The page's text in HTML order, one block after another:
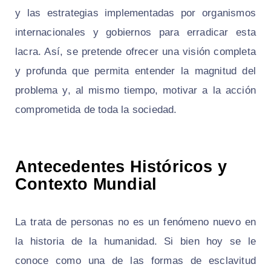
y las estrategias implementadas por organismos
internacionales y gobiernos para erradicar esta
lacra. Así, se pretende ofrecer una visión completa
y profunda que permita entender la magnitud del
problema y, al mismo tiempo, motivar a la acción
comprometida de toda la sociedad.
Antecedentes Históricos y
Contexto Mundial
La trata de personas no es un fenómeno nuevo en
la historia de la humanidad. Si bien hoy se le
conoce como una de las formas de esclavitud